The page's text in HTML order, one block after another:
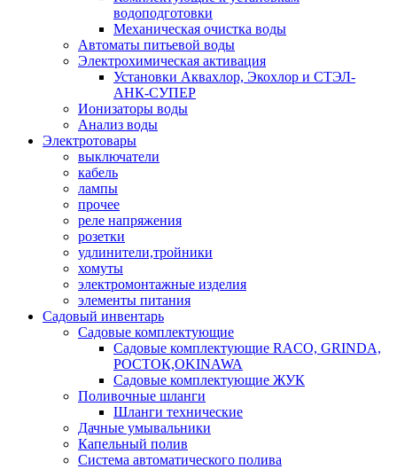
водоподготовки
Механическая очистка воды
Автоматы питьевой воды
Электрохимическая активация
Установки Аквахлор, Экохлор и СТЭЛ-
АНК-СУПЕР
Ионизаторы воды
Анализ воды
Электротовары
выключатели
кабель
лампы
прочее
реле напряжения
розетки
удлинители,тройники
хомуты
электромонтажные изделия
элементы питания
Садовый инвентарь
Садовые комплектующие
Садовые комплектующие RACO, GRINDA,
РОСТОК,OKINAWA
Садовые комплектующие ЖУК
Поливочные шланги
Шланги технические
Дачные умывальники
Капельный полив
Система автоматического полива